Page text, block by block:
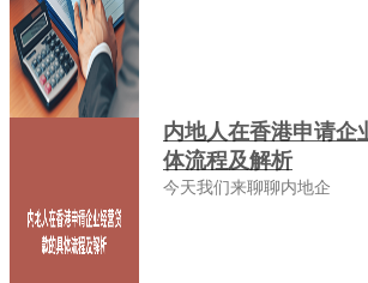
内地人在香港申请企
体流程及解析
今天我们来聊聊内地企